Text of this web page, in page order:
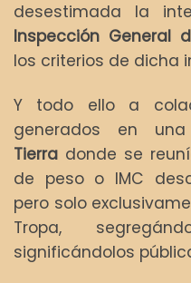
desestimada la
Inspección General
los criterios de dicha
Y todo ello a
generados en
Tierra donde se
de peso o IMC
pero solo
Tropa,
significándolos